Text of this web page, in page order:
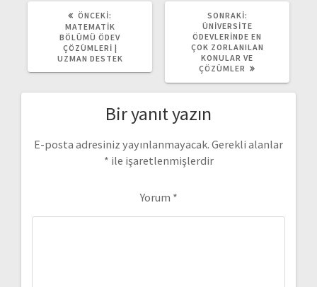
ÖNCEKI:
YAZI:
MATEMATIK
BÖLÜMÜ ÖDEV
ÇÖZÜMLERI |
UZMAN DESTEK
SONRAKI:
YAZI:
ÜNIVERSITE
ÖDEVLERINDE EN
ÇOK ZORLANILAN
KONULAR VE
ÇÖZÜMLER
Bir yanıt yazın
E-posta adresiniz yayınlanmayacak. Gerekli alanlar
* ile işaretlenmişlerdir
Yorum *